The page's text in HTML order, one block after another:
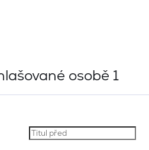
osobě 1